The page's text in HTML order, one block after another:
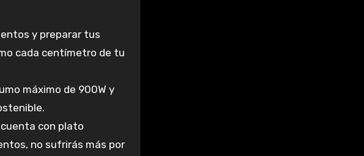
y preparar tus
cada centímetro de tu
máximo de 900W y
con plato
no sufrirás más por